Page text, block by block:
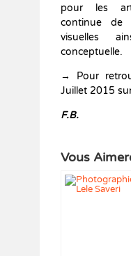
pour les
continue de
visuelles
conceptuelle.
→ Pour
Juillet 2015
F.B.
Vous